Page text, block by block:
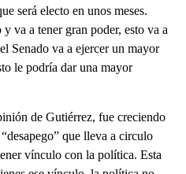
será electo en unos meses.
va a tener gran poder, esto va a
Senado va a ejercer un mayor
le podría dar una mayor
de Gutiérrez, fue creciendo
que lleva a circulo
vínculo con la política. Esta